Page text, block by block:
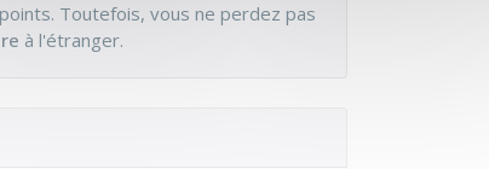
Toutefois, vous ne perdez pas
à l'étranger.